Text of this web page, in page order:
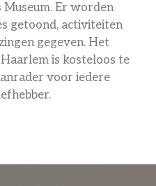
Er worden
getoond, activiteiten
gegeven. Het
is kosteloos te
voor iedere